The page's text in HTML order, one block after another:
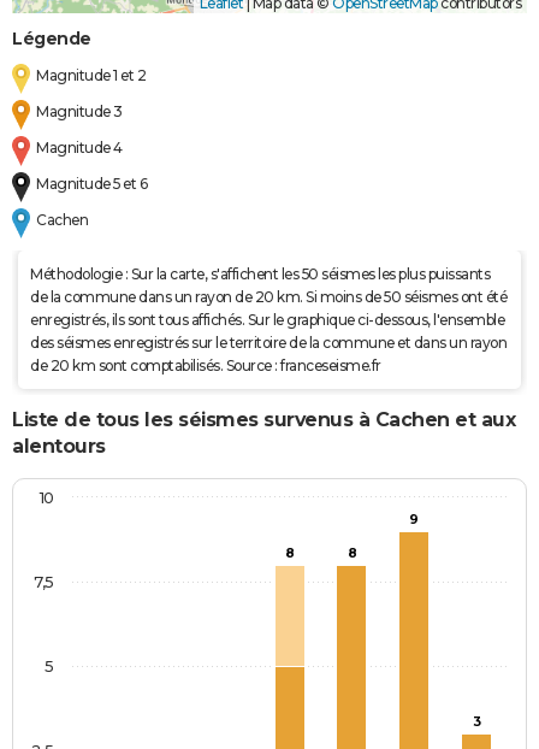
Légende
Magnitude 1 et 2
Magnitude 3
Magnitude 4
Magnitude 5 et 6
Cachen
Méthodologie : Sur la carte, s'affichent les 50 séismes les plus puissants
de la commune dans un rayon de 20 km. Si moins de 50 séismes ont été
enregistrés, ils sont tous affichés. Sur le graphique ci-dessous, l'ensemble
des séismes enregistrés sur le territoire de la commune et dans un rayon
de 20 km sont comptabilisés. Source : franceseisme.fr
Liste de tous les séismes survenus à Cachen et aux
alentours
8 8
9
3
5
7,5
10